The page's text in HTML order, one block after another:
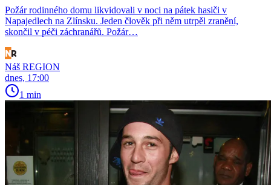
Požár rodinného domu likvidovali v noci na pátek hasiči v
Napajedlech na Zlínsku. Jeden člověk při něm utrpěl zranění,
skončil v péči záchranářů. Požár…
Náš REGION
dnes, 17:00
1 min